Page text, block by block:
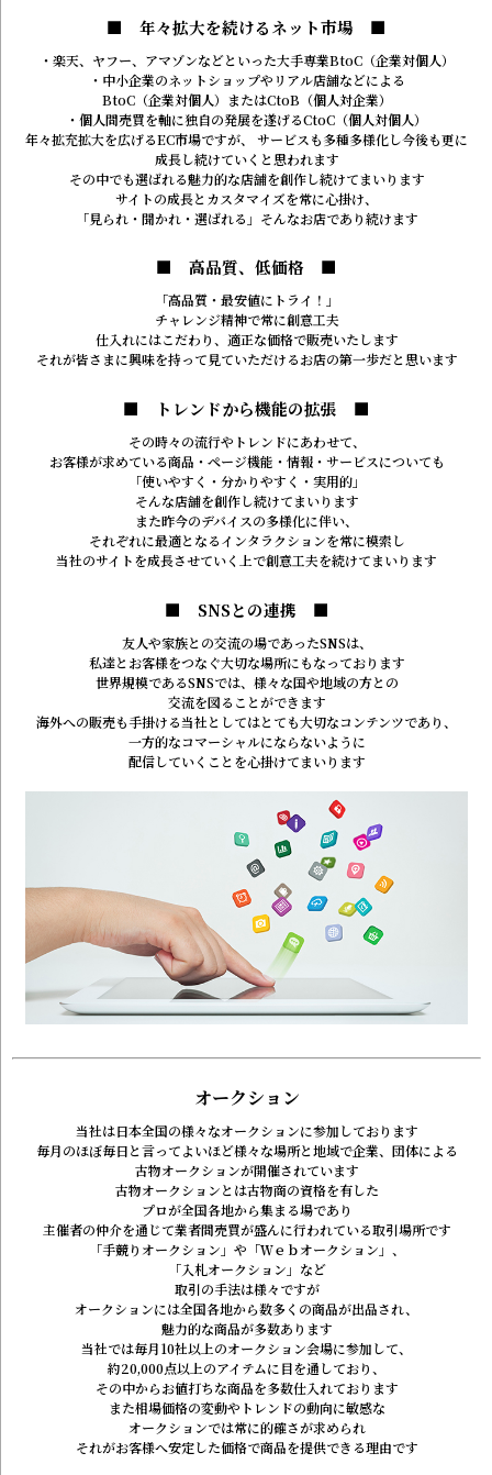
■ 年々拡大を続けるネット市場 ■
・楽天、ヤフー、アマゾンなどといった大手専業BtoC（企業対個人）
・中小企業のネットショップやリアル店舗などによる
BtoC（企業対個人）またはCtoB（個人対企業）
・個人間売買を軸に独自の発展を遂げるCtoC（個人対個人）
年々拡充拡大を広げるEC市場ですが、
サービスも多種多様化し今後も更に
成長し続けていくと思われます
その中でも選ばれる魅力的な店舗を創作し続けてまいります
サイトの成長とカスタマイズを常に心掛け、
「見られ・聞かれ・選ばれる」 そんなお店であり続けます
■ 高品質、低価格 ■
「高品質・最安値にトライ！」
チャレンジ精神で常に創意工夫
仕入れにはこだわり、適正な価格で販売いたします
それが皆さまに興味を持って見ていただけるお店の第一歩だと思います
■ トレンドから機能の拡張 ■
その時々の流行やトレンドにあわせて、
お客様が求めている商品・ページ機能・情報・サービスについても
「使いやすく・分かりやすく・実用的」
そんな店舗を創作し続けてまいります
また昨今のデバイスの多様化に伴い、
それぞれに最適となるインタラクションを常に模索し
当社のサイトを成長させていく上で創意工夫を続けてまいります
■ SNSとの連携 ■
友人や家族との交流の場であったSNSは、
私達とお客様をつなぐ大切な場所にもなっております
世界規模であるSNSでは、様々な国や地域の方との
交流を図ることができます
海外への販売も手掛ける当社としてはとても大切なコンテンツであり、
一方的なコマーシャルにならないように
配信していくことを心掛けてまいります
オークション
当社は日本全国の様々なオークションに参加しております
毎月のほぼ毎日と言ってよいほど様々な場所と地域で企業、団体による
古物オークションが開催されています
古物オークションとは古物商の資格を有した
プロが全国各地から集まる場であり
主催者の仲介を通じて業者間売買が盛んに行われている取引場所です
「手競りオークション」や「Ｗｅｂオークション」、
「入札オークション」など
取引の手法は様々ですが
オークションには全国各地から数多くの商品が出品され、
魅力的な商品が多数あります
当社では毎月10社以上のオークション会場に参加して、
約20,000点以上のアイテムに目を通しており、
その中からお値打ちな商品を多数仕入れております
また相場価格の変動やトレンドの動向に敏感な
オークションでは常に的確さが求められ
それがお客様へ安定した価格で商品を提供できる理由です